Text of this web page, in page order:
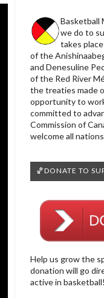
Basketball
we do to
takes
of the
and Denesuline
of the Red River
the treaties made
opportunity to
committed to
Commission of
welcome all
🏀DONATE TO
Help us grow the
donation will go
active in basketball!